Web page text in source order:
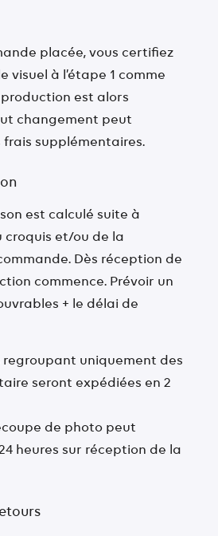
placée, vous certifiez
visuel à l’étape 1 comme
est alors
changement peut
frais supplémentaires.
est calculé suite à
croquis et/ou de la
Dès réception de
commence. Prévoir un
+ le délai de
regroupant uniquement des
seront expédiées en 2
de photo peut
heures sur réception de la